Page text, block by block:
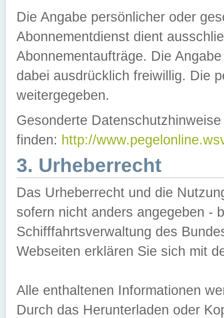
Die Angabe persönlicher oder
Abonnementdienst dient
Abonnementaufträge. Die
dabei ausdrücklich freiwillig. Die
weitergegeben.
Gesonderte
finden: http://
3. Urheberrecht
Das Urheberrecht und die
sofern nicht anders angegeben -
Schifffahrtsverwaltung des
Webseiten erklären Sie sich mit
Alle enthaltenen Informationen
Durch das Herunterladen oder